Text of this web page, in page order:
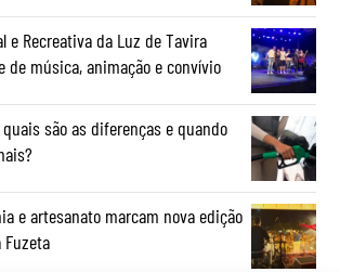
e Recreativa da Luz de Tavira
de música, animação e convívio
quais são as diferenças e quando
e artesanato marcam nova edição
Fuzeta